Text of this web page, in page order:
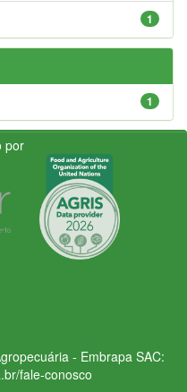
1
1
por
- Embrapa SAC:
fale-conosco